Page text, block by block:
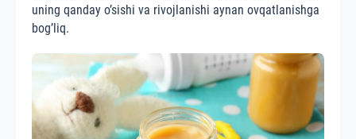
uning qanday o’sishi va rivojlanishi aynan ovqatlanishga
bog’liq.